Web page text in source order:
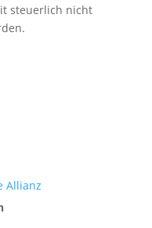
steuerlich nicht